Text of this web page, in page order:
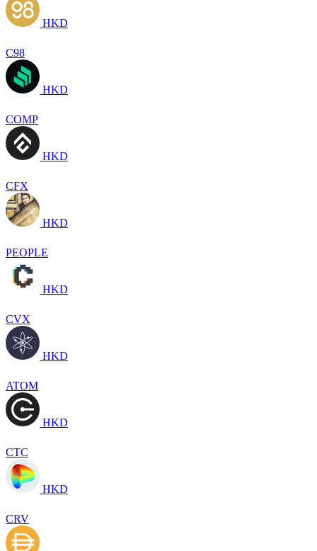
HKD
C98
HKD
COMP
HKD
CFX
HKD
PEOPLE
HKD
CVX
HKD
ATOM
HKD
CTC
HKD
CRV